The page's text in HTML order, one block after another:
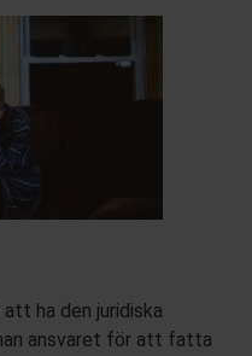
ha den juridiska
ansvaret för att fatta